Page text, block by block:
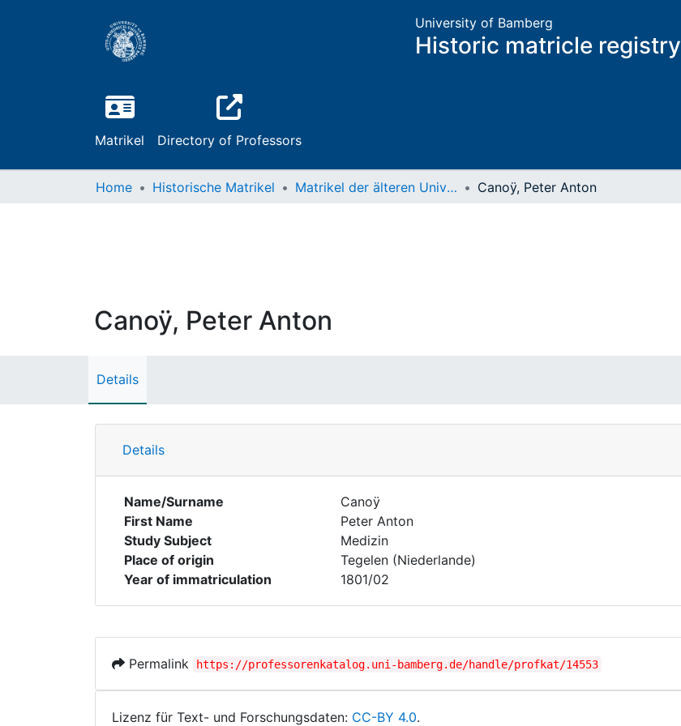
University of Bamberg
Historic matricle registry
Matrikel Directory of Professors
Home Historische Matrikel Matrikel der älteren Universität Canoÿ, Peter Anton
Canoÿ, Peter Anton
Details
Details
Name/Surname
Canoÿ
First Name
Peter Anton
Study Subject
Medizin
Place of origin
Tegelen (Niederlande)
Year of immatriculation
1801/02
Permalink https://professorenkatalog.uni-bamberg.de/handle/profkat/14553
Lizenz für Text- und Forschungsdaten: CC-BY 4.0.